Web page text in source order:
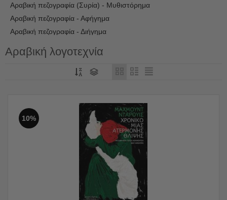
Αραβική πεζογραφία (Συρία) - Μυθιστόρημα
Αραβική πεζογραφία - Αφήγημα
Αραβική πεζογραφία - Διήγημα
Αραβική πεζογραφία - Νουβέλα
Αραβική πεζογραφία - Προσωπικές αφηγήσεις
Αραβική ποίηση (Παλαιστίνη) - Συλλογές
Αραβική λογοτεχνία
10%